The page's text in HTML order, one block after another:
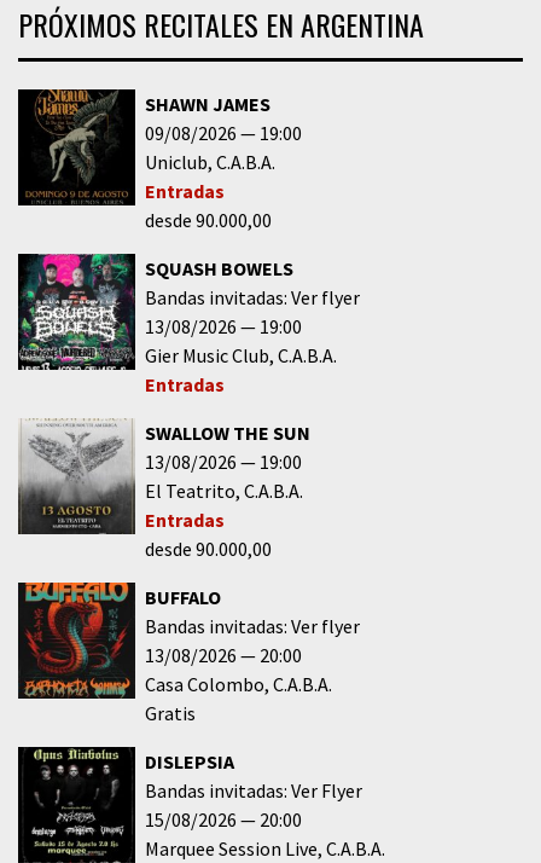
PRÓXIMOS RECITALES EN ARGENTINA
SHAWN JAMES
09/08/2026
19:00
Uniclub C.A.B.A.
Entradas
desde 90.000,00
SQUASH BOWELS
Bandas invitadas: Ver flyer
13/08/2026
19:00
Gier Music Club C.A.B.A.
Entradas
SWALLOW THE SUN
13/08/2026
19:00
El Teatrito C.A.B.A.
Entradas
desde 90.000,00
BUFFALO
Bandas invitadas: Ver flyer
13/08/2026
20:00
Casa Colombo C.A.B.A.
Gratis
DISLEPSIA
Bandas invitadas: Ver Flyer
15/08/2026
20:00
Marquee Session Live C.A.B.A.